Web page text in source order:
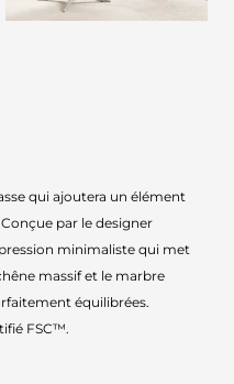
qui ajoutera un élément
par le designer
minimaliste qui met
massif et le marbre
équilibrées.
FSC™.